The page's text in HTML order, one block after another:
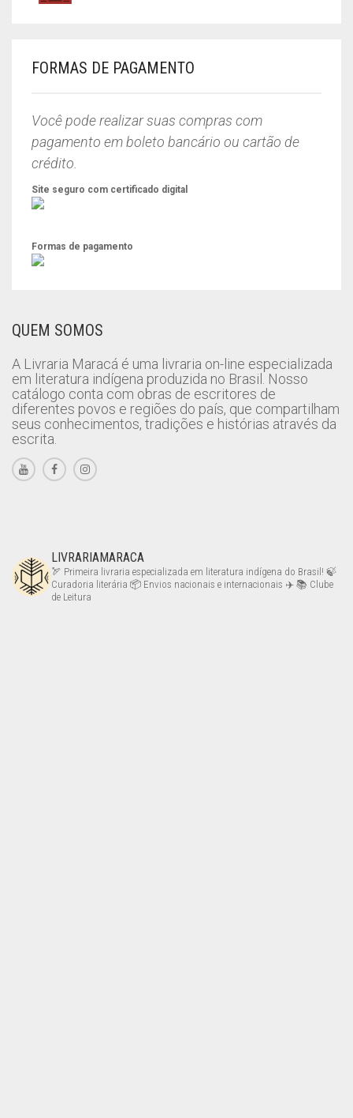
FORMAS DE PAGAMENTO
Você pode realizar suas compras com
pagamento em boleto bancário ou cartão de
crédito.
Site seguro com certificado digital
Formas de pagamento
QUEM SOMOS
A Livraria Maracá é uma livraria on-line especializada
em literatura indígena produzida no Brasil. Nosso
catálogo conta com obras de escritores de
diferentes povos e regiões do país, que compartilham
seus conhecimentos, tradições e histórias através da
escrita.
LIVRARIAMARACA
🏹 Primeira livraria especializada em literatura indígena do Brasil! 🍃
Curadoria literária 📦 Envios nacionais e internacionais ✈️ 📚 Clube
de Leitura